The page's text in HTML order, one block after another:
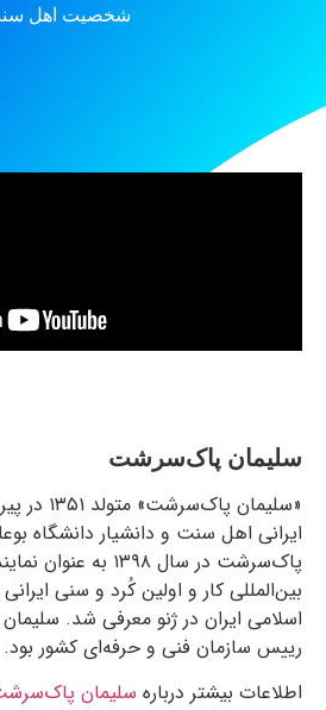
شخصیت اهل
سلیمان پاک‌سرشت
«سلیمان
ایرانی اهل سنت و دانشیار دانشگاه
پاک‌سرشت در سال ۱۳۹۸ به
بین‌المللی کار و اولین کُرد و سنی
اسلامی ایران در ژنو معرفی شد.
رییس سازمان فنی و حرفه‌ای کشور بود.
اطلاعات بیشتر درباره سلیمان